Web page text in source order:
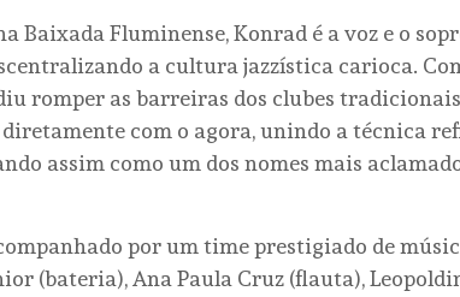
Baixada Fluminense, Konrad é a voz e o
a cultura jazzística carioca.
romper as barreiras dos clubes
com o agora, unindo a técnica
assim como um dos nomes mais
por um time prestigiado de
(bateria), Ana Paula Cruz (flauta),